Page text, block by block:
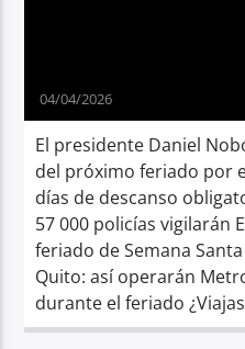
04/04/2026
El presidente Daniel
del próximo feriado por
días de descanso
57 000 policías vigilarán
feriado de Semana
Quito: así operarán
durante el feriado